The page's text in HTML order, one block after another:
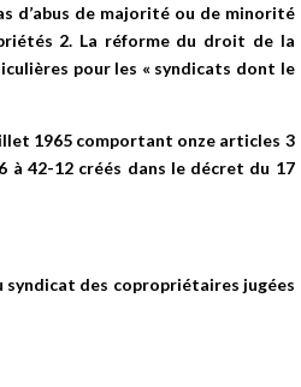
d’abus de majorité ou de minorité
2. La réforme du droit de la
pour les « syndicats dont le
1965 comportant onze articles 3
42-12 créés dans le décret du 17
des copropriétaires jugées